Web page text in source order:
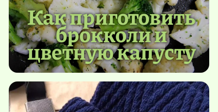
Как приготовить
брокколи и
цветную капусту